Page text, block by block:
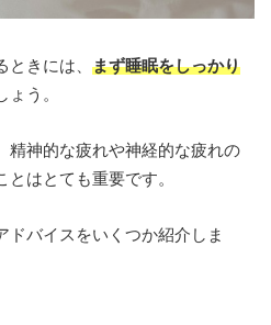
きには、 まず睡眠をしっかり
う。
精神的な疲れや神経的な疲れの
はとても重要です。
ドバイスをいくつか紹介しま